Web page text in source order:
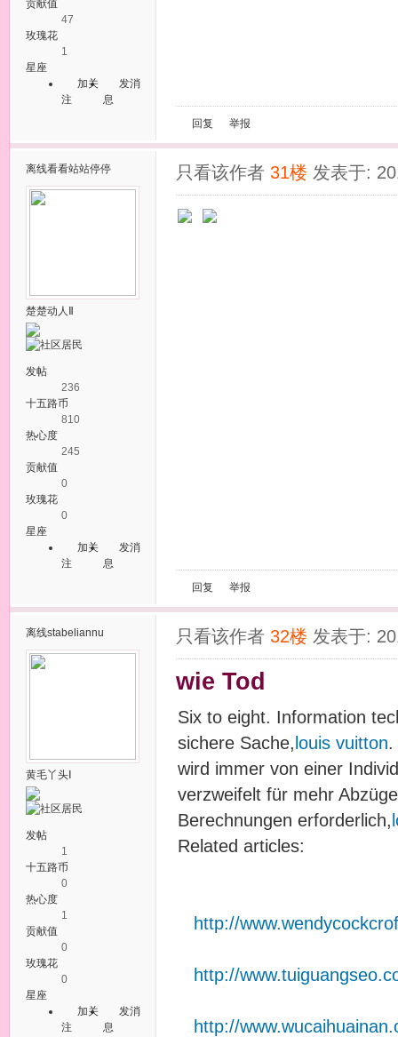
贡献值
47
玫瑰花
1
星座
加关
注
发消
息
回复 举报
离线看看站站停停
楚楚动人Ⅱ
发帖
236
十五路币
810
热心度
245
贡献值
0
玫瑰花
0
星座
加关
注
发消
息
只看该作者 31楼 发表于:
回复 举报
离线stabeliannu
黄毛丫头Ⅰ
发帖
1
十五路币
0
热心度
1
贡献值
0
玫瑰花
0
星座
加关
注
发消
息
只看该作者 32楼 发表于:
wie Tod
Six to eight. Information
sichere Sache, louis vuitton.
wird immer von einer
verzweifelt für mehr
Berechnungen erforderlich,
Related articles:
http://
http://
http://